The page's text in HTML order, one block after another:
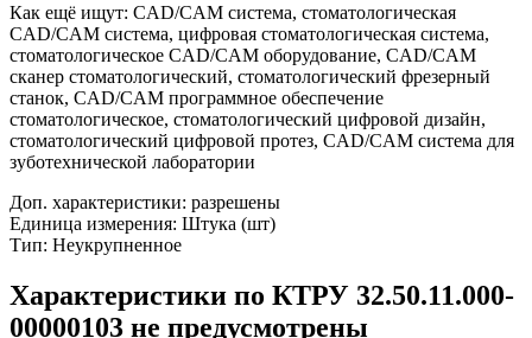
Как ещё ищут: CAD/CAM система, стоматологическая
CAD/CAM система, цифровая стоматологическая система,
стоматологическое CAD/CAM оборудование, CAD/CAM
сканер стоматологический, стоматологический фрезерный
станок, CAD/CAM программное обеспечение
стоматологическое, стоматологический цифровой дизайн,
стоматологический цифровой протез, CAD/CAM система для
зуботехнической лаборатории
Доп. характеристики: разрешены
Единица измерения: Штука (шт)
Тип: Неукрупненное
Характеристики по КТРУ 32.50.11.000-
00000103 не предусмотрены